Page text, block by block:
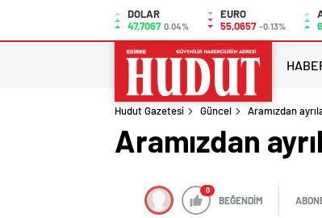
DOLAR
47,7067 0.04%
EURO
55,0657 -0.13%
Hudut Gazetesi Güncel Aramızdan
Aramızdan
0
BEĞENDİM